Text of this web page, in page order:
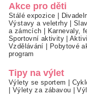
Akce pro děti
Stálé expozice |
Výstavy a veletrhy|
a zámcích | Karnevaly,
Sportovní aktivity|
Vzdělávání | Pobytové
program
Tipy na výlet
Výlety se sportem |
| Výlety za zábavou |